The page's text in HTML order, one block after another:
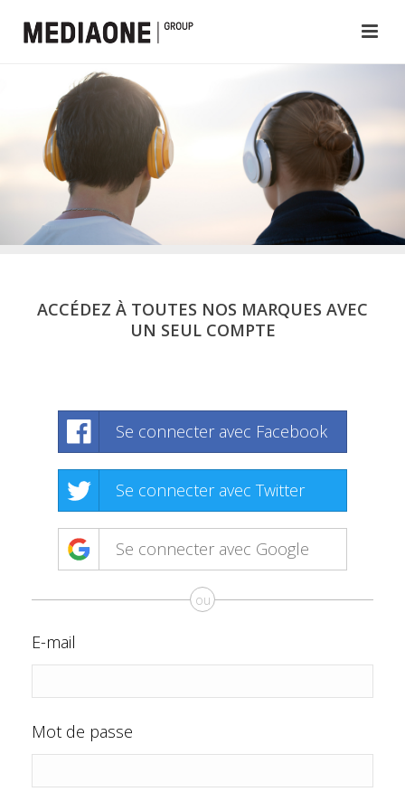
ACCÉDEZ À TOUTES NOS MARQUES AVEC
UN SEUL COMPTE
Se connecter avec Facebook
Se connecter avec Twitter
Se connecter avec Google
ou
E-mail
Mot de passe